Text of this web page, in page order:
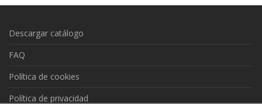
Descargar catálogo
FAQ
Política de cookies
Política de privacidad